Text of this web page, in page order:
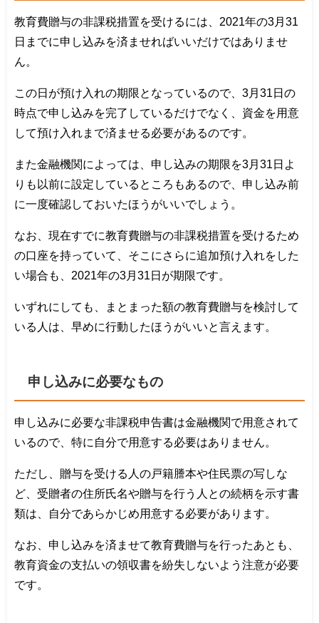
教育費贈与の非課税措置を受けるには、2021年の3月31
日までに申し込みを済ませればいいだけではありませ
ん。
この日が預け入れの期限となっているので、3月31日の
時点で申し込みを完了しているだけでなく、資金を用意
して預け入れまで済ませる必要があるのです。
また金融機関によっては、申し込みの期限を3月31日よ
りも以前に設定しているところもあるので、申し込み前
に一度確認しておいたほうがいいでしょう。
なお、現在すでに教育費贈与の非課税措置を受けるため
の口座を持っていて、そこにさらに追加預け入れをした
い場合も、2021年の3月31日が期限です。
いずれにしても、まとまった額の教育費贈与を検討して
いる人は、早めに行動したほうがいいと言えます。
申し込みに必要なもの
申し込みに必要な非課税申告書は金融機関で用意されて
いるので、特に自分で用意する必要はありません。
ただし、贈与を受ける人の戸籍謄本や住民票の写しな
ど、受贈者の住所氏名や贈与を行う人との続柄を示す書
類は、自分であらかじめ用意する必要があります。
なお、申し込みを済ませて教育費贈与を行ったあとも、
教育資金の支払いの領収書を紛失しないよう注意が必要
です。